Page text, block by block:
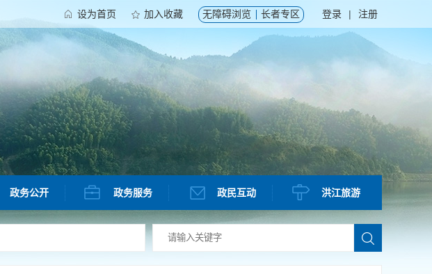
登录 | 注册
设为首页 加入收藏 无障碍浏览 长者专区
政务公开 政务服务 政民互动 洪江旅游